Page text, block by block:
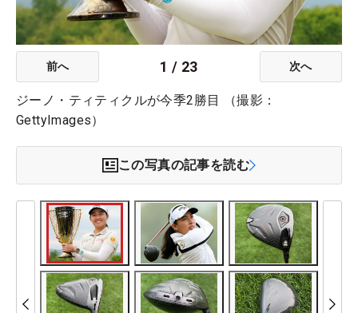
前へ 1 / 23 次へ
ジーノ・ティティクルが今季2勝目 （撮影：
GettyImages）
この写真の記事を読む